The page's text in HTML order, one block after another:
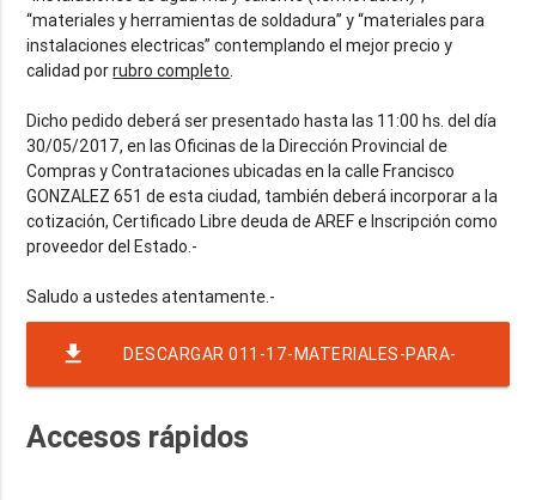
“materiales y herramientas de soldadura” y “materiales para
instalaciones electricas” contemplando el mejor precio y
calidad porrubro completo.
Dicho pedido deberá ser presentado hasta las 11:00 hs. del día
30/05/2017, en las Oficinas de la Dirección Provincial de
Compras y Contrataciones ubicadas en la calle Francisco
GONZALEZ 651 de esta ciudad, también deberá incorporar a la
cotización, Certificado Libre deuda de AREF e Inscripción como
proveedor del Estado.-
file_download DESCARGAR 011-17-MATERIALES-PARA-
Accesos rápidos